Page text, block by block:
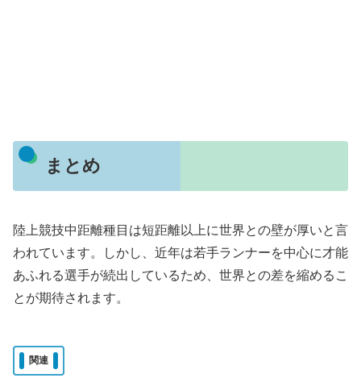
まとめ
陸上競技中距離種目は短距離以上に世界との壁が厚いと言
われています。しかし、近年は若手ランナーを中心に才能
あふれる選手が続出しているため、世界との差を縮めるこ
とが期待されます。
関連